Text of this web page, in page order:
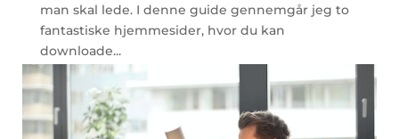
man skal lede. I denne guide gennemgår jeg to
fantastiske hjemmesider, hvor du kan
downloade...
læs mere